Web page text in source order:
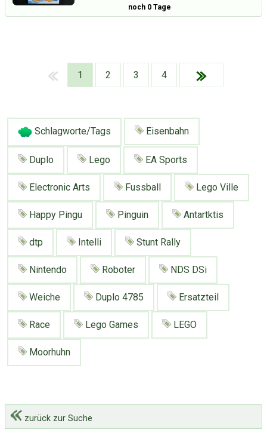
Mit Email Twitter Facebook
Google Neu hier?
Über Tauschbu↔de
Tauschbons
Mediadaten
Presse News
Neue Artikel
Erweitere Suche
Suchanfragen
Kategoriewolke
Tagwolke
noch 0 Tage
1 2 3 4
Schlagworte/Tags Eisenbahn
Duplo Lego EA Sports
Electronic Arts Fussball Lego Ville
Happy Pingu Pinguin Antartktis
dtp Intelli Stunt Rally
Nintendo Roboter NDS DSi
Weiche Duplo 4785 Ersatzteil
Race Lego Games LEGO
Moorhuhn
zurück zur Suche